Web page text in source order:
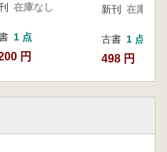
在庫なし
1 点
円
新刊 在庫なし
古書 1 点
498 円